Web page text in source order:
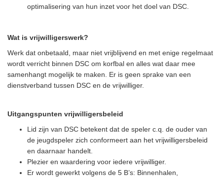
optimalisering van hun inzet voor het doel van DSC.
Wat is vrijwilligerswerk?
Werk dat onbetaald, maar niet vrijblijvend en met enige regelmaat
wordt verricht binnen DSC om korfbal en alles wat daar mee
samenhangt mogelijk te maken. Er is geen sprake van een
dienstverband tussen DSC en de vrijwilliger.
Uitgangspunten vrijwilligersbeleid
Lid zijn van DSC betekent dat de speler c.q. de ouder van
de jeugdspeler zich conformeert aan het vrijwilligersbeleid
en daarnaar handelt.
Plezier en waardering voor iedere vrijwilliger.
Er wordt gewerkt volgens de 5 B’s: Binnenhalen,